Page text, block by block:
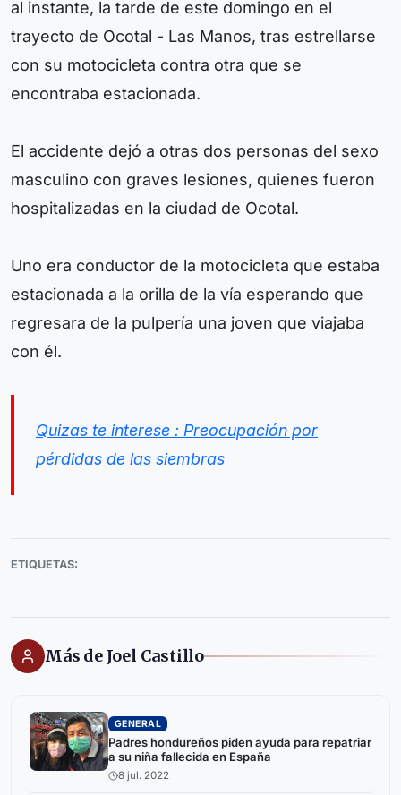
al instante, la tarde de este domingo en el
trayecto de Ocotal - Las Manos, tras estrellarse
con su motocicleta contra otra que se
encontraba estacionada.
El accidente dejó a otras dos personas del sexo
masculino con graves lesiones, quienes fueron
hospitalizadas en la ciudad de Ocotal.
Uno era conductor de la motocicleta que estaba
estacionada a la orilla de la vía esperando que
regresara de la pulpería una joven que viajaba
con él.
Quizas te interese : Preocupación por
pérdidas de las siembras
ETIQUETAS:
Más de Joel Castillo
GENERAL
Padres hondureños piden ayuda para repatriar
a su niña fallecida en España
8 jul. 2022